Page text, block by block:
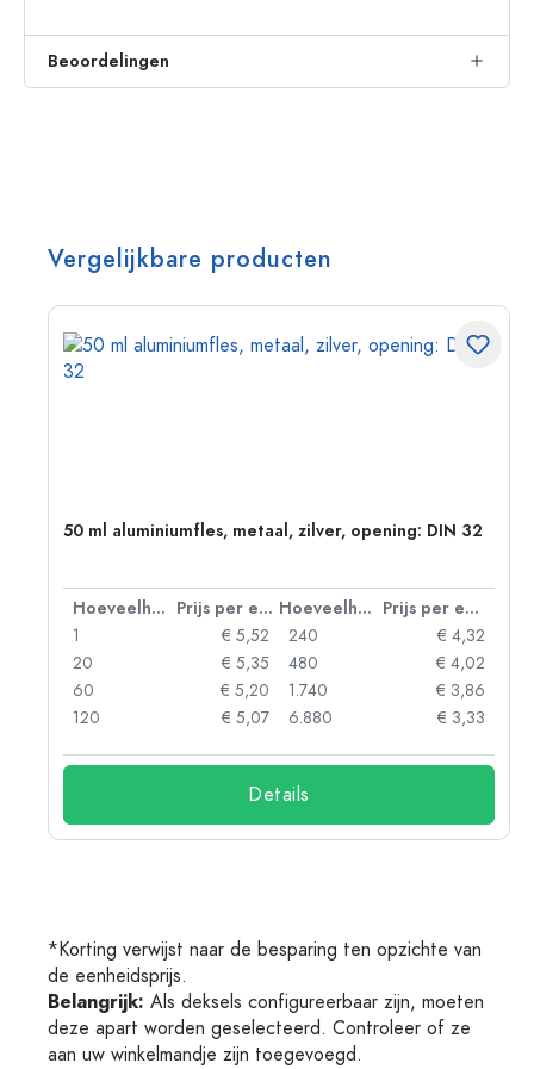
Beoordelingen
Vergelijkbare producten
50 ml aluminiumfles, metaal, zilver, opening: DIN 32
Hoeveelheid Prijs per eenheid Hoeveelheid
Prijs per eenheid
1
€ 5,52
20
€ 5,35
60
€ 5,20
120
€ 5,07
240
€ 4,32
480
€ 4,02
1.740
€ 3,86
6.880
€ 3,33
Details
*Korting verwijst naar de besparing ten opzichte van
de eenheidsprijs.
Belangrijk: Als deksels configureerbaar zijn, moeten
deze apart worden geselecteerd. Controleer of ze
aan uw winkelmandje zijn toegevoegd.